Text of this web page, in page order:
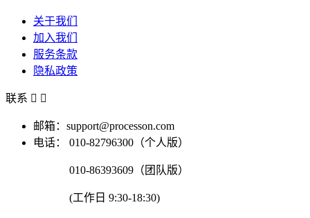
关于我们
加入我们
服务条款
隐私政策
联系  
邮箱：support@processon.com
电话：
010-82796300（个人版）
010-86393609（团队版）
(工作日 9:30-18:30)